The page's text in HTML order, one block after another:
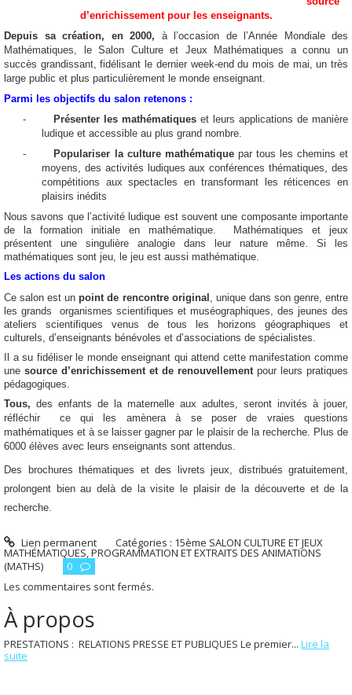
À propos
PRESTATIONS : RELATIONS PRESSE ET PUBLIQUES Le premier... Lire la
suite
d’enrichissement pour les enseignants.
Depuis sa création, en 2000, à l’occasion de l’Année Mondiale des
Mathématiques, le Salon Culture et Jeux Mathématiques a connu un
succès grandissant, fidélisant le dernier week-end du mois de mai, un très
large public et plus particulièrement le monde enseignant.
Parmi les objectifs du salon retenons :
-
Présenter les mathématiques et leurs applications de manière
ludique et accessible au plus grand nombre.
-
Populariser la culture mathématiquepar tous les chemins et
moyens, des activités ludiques aux conférences thématiques, des
compétitions aux spectacles
en transformant les réticences en
plaisirs inédits
Nous savons que l’activité ludique est souvent une composante importante
de la formation initiale en mathématique.
Mathématiques et jeux
présentent une singulière analogie dans leur nature même. Si les
mathématiques sont jeu, le jeu est aussi mathématique.
Les actions du salon
Ce salon est unpoint de rencontre original , unique dans son genre, entre
les grands
organismes scientifiques et muséographiques, des jeunes des
ateliers scientifiques venus de tous les horizons géographiques et
culturels, d’enseignants bénévoles et d’associations de spécialistes.
Il a su fidéliser le monde enseignant qui attend cette manifestation comme
une source d’enrichissement et de renouvellement pour leurs pratiques
pédagogiques.
Tous, des enfants de la maternelle aux adultes, seront invités à jouer,
réfléchir
ce qui les amènera à se poser de vraies questions
mathématiques et à se laisser gagner par le plaisir de la recherche. Plus de
6000 élèves avec leurs enseignants sont attendus.
Des brochures thématiques et des livrets jeux, distribués gratuitement,
prolongent bien au delà de la visite le plaisir de la découverte et de la
recherche.
Lien permanent Catégories : 15ème SALON CULTURE ET JEUX
MATHÉMATIQUES,PROGRAMMATION ET EXTRAITS DES ANIMATIONS
(MATHS)
0
Les commentaires sont fermés.